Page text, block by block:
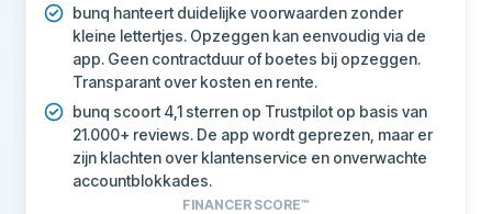
bunq hanteert duidelijke voorwaarden zonder
kleine lettertjes. Opzeggen kan eenvoudig via de
app. Geen contractduur of boetes bij opzeggen.
Transparant over kosten en rente.
bunq scoort 4,1 sterren op Trustpilot op basis van
21.000+ reviews. De app wordt geprezen, maar er
zijn klachten over klantenservice en onverwachte
accountblokkades.
FINANCER SCORE™